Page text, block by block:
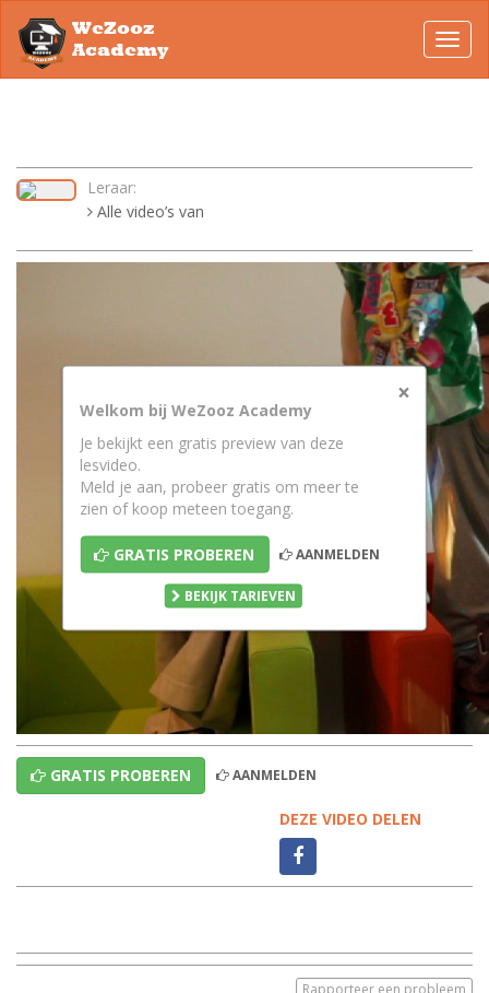
WeZooz
Academy
Leraar:
Alle video’s van
×
Welkom bij WeZooz Academy
Je bekijkt een gratis preview van deze
lesvideo.
Meld je aan, probeer gratis om meer te
zien of koop meteen toegang.
GRATIS PROBEREN AANMELDEN
BEKIJK TARIEVEN
GRATIS PROBEREN AANMELDEN
DEZE VIDEO DELEN
Rapporteer een probleem